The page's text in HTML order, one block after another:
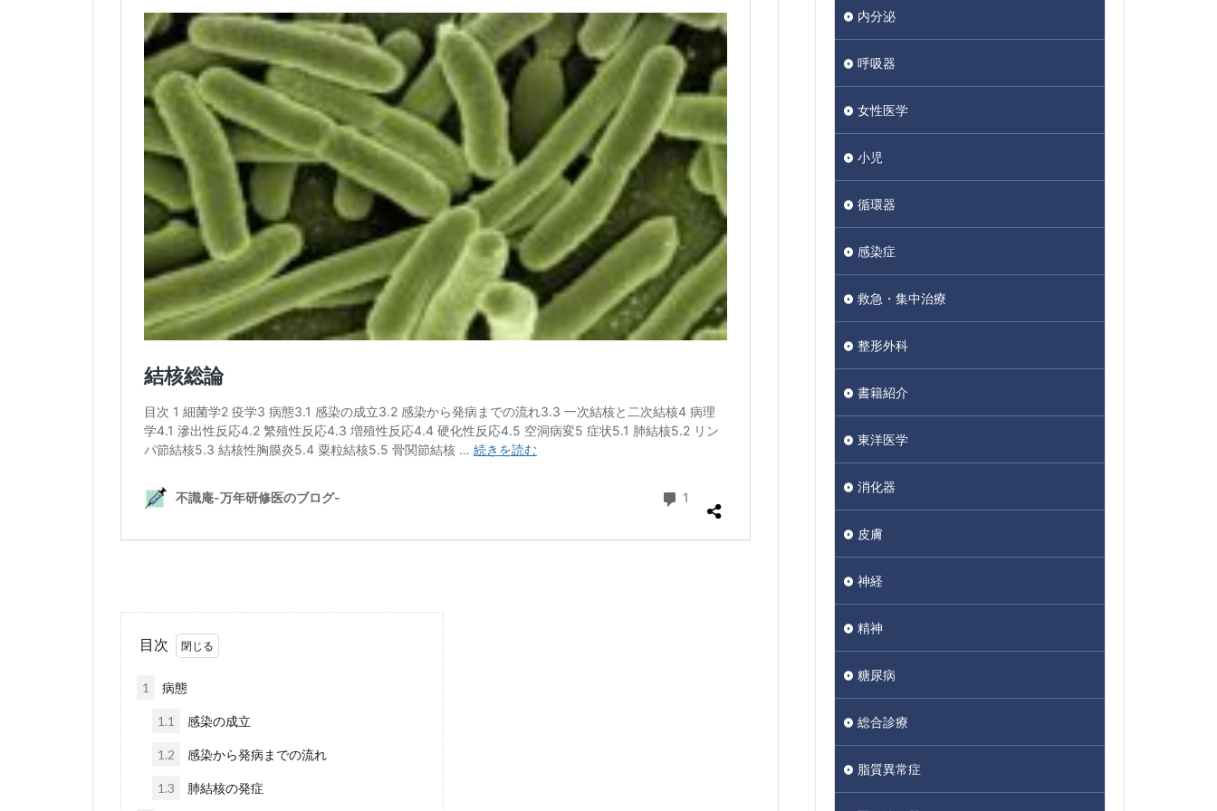
目次
1 病態
1.1 感染の成立
1.2 感染から発病までの流れ
1.3 肺結核の発症
内分泌
呼吸器
女性医学
小児
循環器
感染症
救急・集中治療
整形外科
書籍紹介
東洋医学
消化器
皮膚
神経
精神
糖尿病
総合診療
脂質異常症